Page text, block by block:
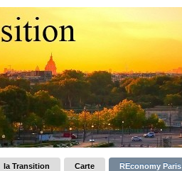
la Transition Carte REconomy Paris